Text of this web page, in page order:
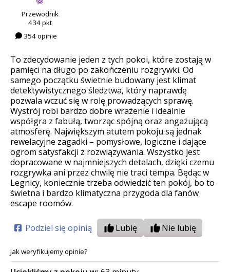
Przewodnik
434 pkt
354 opinie
To zdecydowanie jeden z tych pokoi, które zostają w
pamięci na długo po zakończeniu rozgrywki. Od
samego początku świetnie budowany jest klimat
detektywistycznego śledztwa, który naprawdę
pozwala wczuć się w rolę prowadzących sprawę.
Wystrój robi bardzo dobre wrażenie i idealnie
współgra z fabułą, tworząc spójną oraz angażującą
atmosferę. Największym atutem pokoju są jednak
rewelacyjne zagadki – pomysłowe, logiczne i dające
ogrom satysfakcji z rozwiązywania. Wszystko jest
dopracowane w najmniejszych detalach, dzięki czemu
rozgrywka ani przez chwilę nie traci tempa. Będąc w
Legnicy, koniecznie trzeba odwiedzić ten pokój, bo to
świetna i bardzo klimatyczna przygoda dla fanów
escape roomów.
Podziel się opinią Lubię Nie lubię
Jak weryfikujemy opinie?